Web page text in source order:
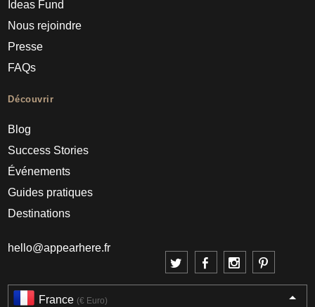
Ideas Fund
Nous rejoindre
Presse
FAQs
Découvrir
Blog
Success Stories
Événements
Guides pratiques
Destinations
hello@appearhere.fr
France (€ Euro)